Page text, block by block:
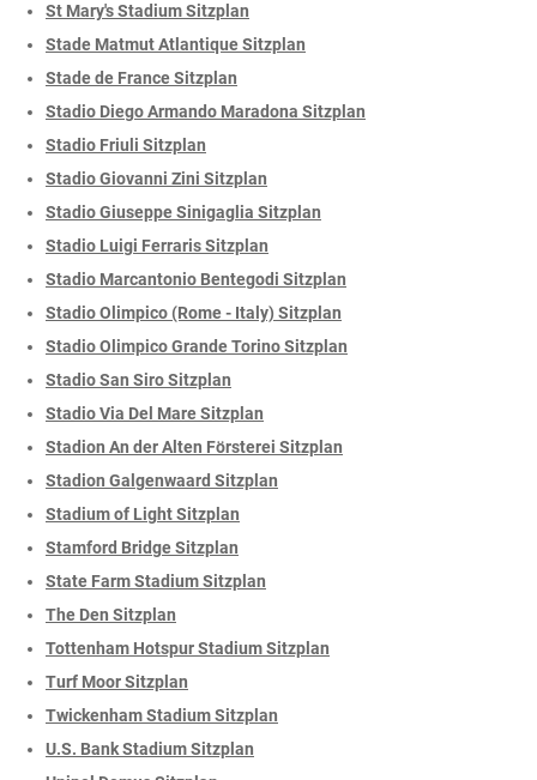
St Mary's Stadium Sitzplan
Stade Matmut Atlantique Sitzplan
Stade de France Sitzplan
Stadio Diego Armando Maradona Sitzplan
Stadio Friuli Sitzplan
Stadio Giovanni Zini Sitzplan
Stadio Giuseppe Sinigaglia Sitzplan
Stadio Luigi Ferraris Sitzplan
Stadio Marcantonio Bentegodi Sitzplan
Stadio Olimpico (Rome - Italy) Sitzplan
Stadio Olimpico Grande Torino Sitzplan
Stadio San Siro Sitzplan
Stadio Via Del Mare Sitzplan
Stadion An der Alten Försterei Sitzplan
Stadion Galgenwaard Sitzplan
Stadium of Light Sitzplan
Stamford Bridge Sitzplan
State Farm Stadium Sitzplan
The Den Sitzplan
Tottenham Hotspur Stadium Sitzplan
Turf Moor Sitzplan
Twickenham Stadium Sitzplan
U.S. Bank Stadium Sitzplan